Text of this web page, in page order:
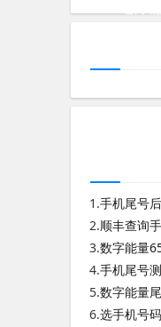
1.手机尾号
2.顺丰查询
3.数字能量
4.手机尾号
5.数字能量
6.选手机号